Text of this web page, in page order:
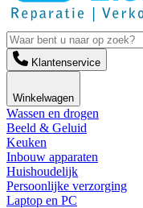
Klantenservice
Winkelwagen
Wassen en drogen
Beeld & Geluid
Keuken
Inbouw apparaten
Huishoudelijk
Persoonlijke verzorging
Laptop en PC